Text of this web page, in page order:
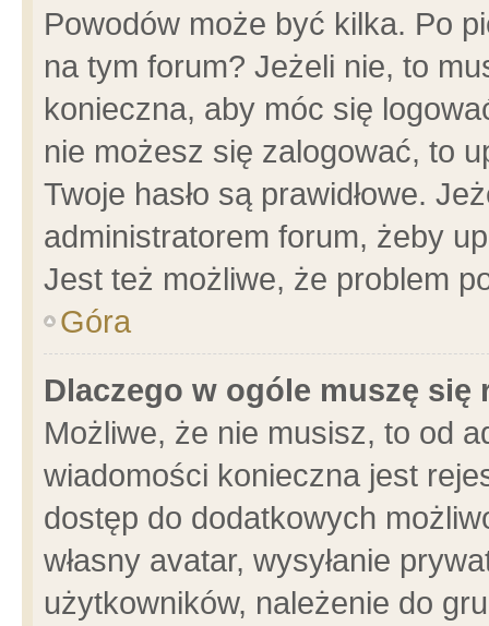
Powodów może być kilka. Po
na tym forum? Jeżeli nie, to
konieczna, aby móc się
nie możesz się zalogować, to
Twoje hasło są prawidłowe.
administratorem forum, żeby
Jest też możliwe, że problem
Góra
Dlaczego w ogóle muszę się
Możliwe, że nie musisz, to od
wiadomości konieczna jest
dostęp do dodatkowych
własny avatar, wysyłanie
użytkowników, należenie do